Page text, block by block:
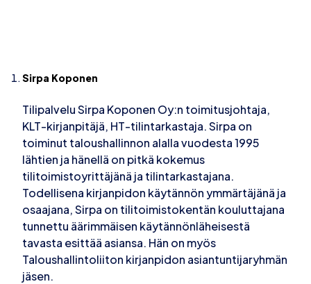
Sirpa Koponen
Tilipalvelu Sirpa Koponen Oy:n toimitusjohtaja,
KLT-kirjanpitäjä, HT-tilintarkastaja. Sirpa on
toiminut taloushallinnon alalla vuodesta 1995
lähtien ja hänellä on pitkä kokemus
tilitoimistoyrittäjänä ja tilintarkastajana.
Todellisena kirjanpidon käytännön ymmärtäjänä ja
osaajana, Sirpa on tilitoimistokentän kouluttajana
tunnettu äärimmäisen käytännönläheisestä
tavasta esittää asiansa. Hän on myös
Taloushallintoliiton kirjanpidon asiantuntijaryhmän
jäsen.